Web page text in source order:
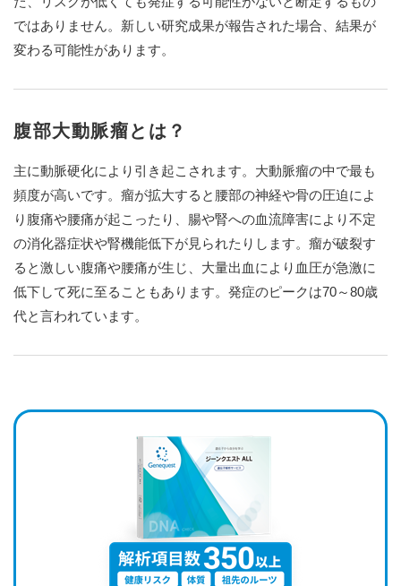
ではありません。新しい研究成果が報告された場合、結果が
変わる可能性があります。
腹部大動脈瘤とは？
主に動脈硬化により引き起こされます。大動脈瘤の中で最も
頻度が高いです。瘤が拡大すると腰部の神経や骨の圧迫によ
り腹痛や腰痛が起こったり、腸や腎への血流障害により不定
の消化器症状や腎機能低下が見られたりします。瘤が破裂す
ると激しい腹痛や腰痛が生じ、大量出血により血圧が急激に
低下して死に至ることもあります。発症のピークは70～80歳
代と言われています。